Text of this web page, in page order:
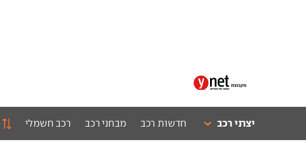
יצרני רכב חדשות רכב מבחני רכב רכב חשמלי